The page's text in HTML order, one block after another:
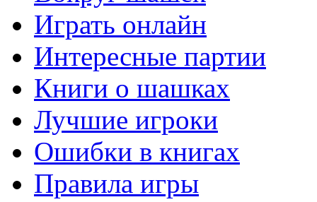
Играть онлайн
Интересные партии
Книги о шашках
Лучшие игроки
Ошибки в книгах
Правила игры